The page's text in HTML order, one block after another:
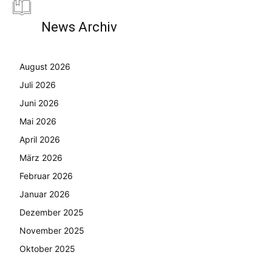
News Archiv
August 2026
Juli 2026
Juni 2026
Mai 2026
April 2026
März 2026
Februar 2026
Januar 2026
Dezember 2025
November 2025
Oktober 2025